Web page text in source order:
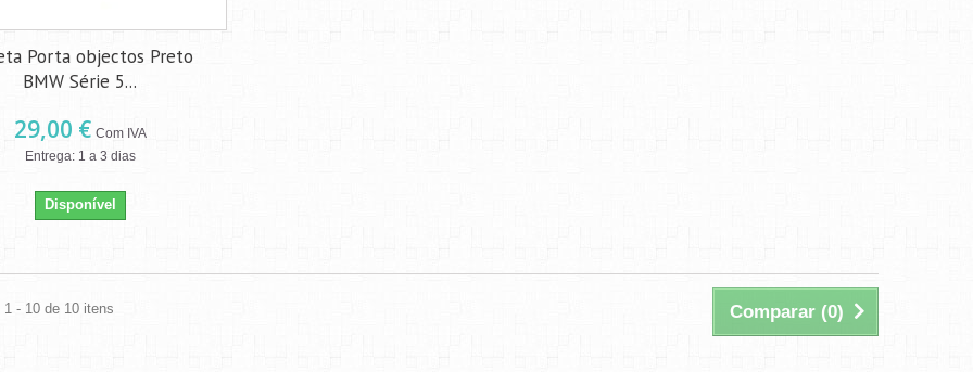
Porta objectos Preto
BMW Série 5...
29,00 € Com IVA
Entrega: 1 a 3 dias
Disponível
Comparar (0)
1 - 10 de 10 itens